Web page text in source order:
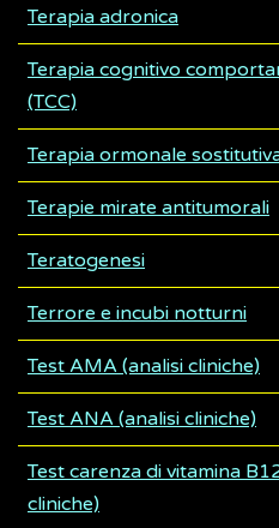
Terapia adronica
Terapia cognitivo
(TCC)
Terapia ormonale
Terapie mirate antitumorali
Teratogenesi
Terrore e incubi notturni
Test AMA (analisi cliniche)
Test ANA (analisi cliniche)
Test carenza di vitamina
cliniche)